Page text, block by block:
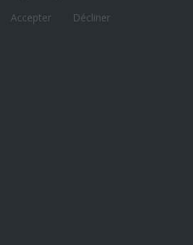
Accepter
Décliner